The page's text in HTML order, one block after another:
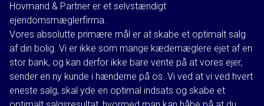
Så derfor skal de kommende ejere groft sagt vælge mellem et af de følgende
3 scenarier:
• Vi er ikke bange for fugt eller skimmel, så vi overtager huset, som det er.
• Vi vil købe huset som det står og vil med professionel hjælp fjerne og
udbedre de fejl og mangler, som har forårsaget den konstaterede fugt og
skimmel.
Hovmand & Partner er et selvstændigt
ejendomsmæglerfirma.
Vores absolutte primære mål er at skabe et optimalt salg
af din bolig. Vi er ikke som mange kædemæglere ejet af en
stor bank, og kan derfor ikke bare vente på at vores ejer,
sender en ny kunde i hænderne på os. Vi ved at vi ved hvert
eneste salg, skal yde en optimal indsats og skabe et